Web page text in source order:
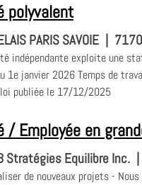
polyvalent
PARIS SAVOIE |
indépendante exploite une
1e janvier 2026 Temps de
publiée le 17/12/2025
/ Employée en
Stratégies Equilibre Inc. |
de nouveaux projets -